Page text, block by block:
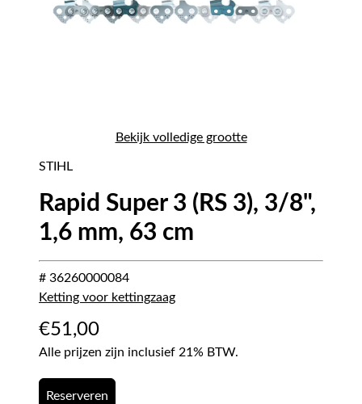
Bekijk volledige grootte
STIHL
Rapid Super 3 (RS 3), 3/8",
1,6 mm, 63 cm
# 36260000084
Ketting voor kettingzaag
€51,00
Alle prijzen zijn inclusief 21% BTW.
Reserveren